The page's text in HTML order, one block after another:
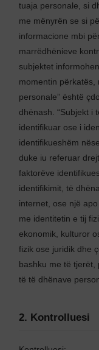
tuaja personale, si
me mënyrën se si
informacione mbi
marrëdhënieve
subjektet
momentin përkatës,
personale” është
dhënash. “Subjekt i
identifikuar ose i
identifikueshëm
duke iu referuar
faktorëve
identifikimit, të
internet, ose një
me identitetin e tij
ekonomik, kulturor
fizik ose juridik dhe
bashku me të tjerët,
të të dhënave
2. Kontrolluesi